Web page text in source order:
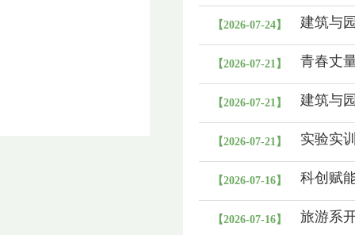
开展社
【2026-07-24】 建筑与
【2026-07-21】 青春丈
【2026-07-21】 建筑与
【2026-07-21】 实验实
【2026-07-16】
科创赋
付贵池
【2026-07-16】 旅游系